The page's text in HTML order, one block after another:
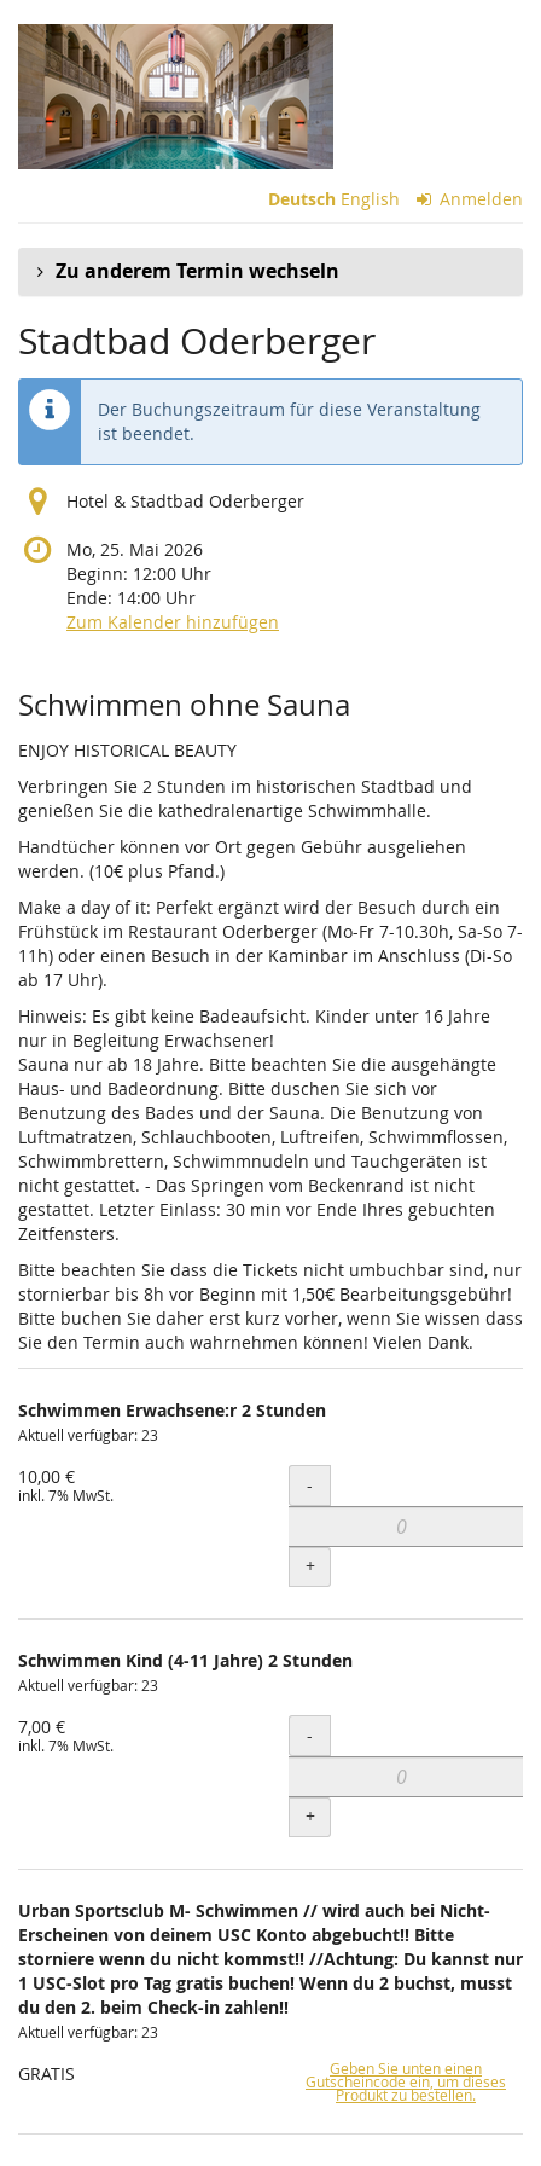
Zum
Haupt-
Inhalt
springen
Deutsch English Anmelden
Zu anderem Termin wechseln
Stadtbad Oderberger
Der Buchungszeitraum für diese Veranstaltung
ist beendet.
Hotel & Stadtbad Oderberger
Mo, 25. Mai 2026
Beginn: 12:00 Uhr
Ende: 14:00 Uhr
Zum Kalender hinzufügen
Produkte
Schwimmen ohne Sauna
ENJOY HISTORICAL BEAUTY
Verbringen Sie 2 Stunden im historischen Stadtbad und
genießen Sie die kathedralenartige Schwimmhalle.
Handtücher können vor Ort gegen Gebühr ausgeliehen
werden. (10€ plus Pfand.)
Make a day of it: Perfekt ergänzt wird der Besuch durch ein
Frühstück im Restaurant Oderberger (Mo-Fr 7-10.30h, Sa-So 7-
11h) oder einen Besuch in der Kaminbar im Anschluss (Di-So
ab 17 Uhr).
Hinweis: Es gibt keine Badeaufsicht. Kinder unter 16 Jahre
nur in Begleitung Erwachsener!
Sauna nur ab 18 Jahre. Bitte beachten Sie die ausgehängte
Haus- und Badeordnung. Bitte duschen Sie sich vor
Benutzung des Bades und der Sauna. Die Benutzung von
Luftmatratzen, Schlauchbooten, Luftreifen, Schwimmflossen,
Schwimmbrettern, Schwimmnudeln und Tauchgeräten ist
nicht gestattet. - Das Springen vom Beckenrand ist nicht
gestattet. Letzter Einlass: 30 min vor Ende Ihres gebuchten
Zeitfensters.
Bitte beachten Sie dass die Tickets nicht umbuchbar sind, nur
stornierbar bis 8h vor Beginn mit 1,50€ Bearbeitungsgebühr!
Bitte buchen Sie daher erst kurz vorher, wenn Sie wissen dass
Sie den Termin auch wahrnehmen können! Vielen Dank.
Schwimmen Erwachsene:r 2 Stunden
Aktuell verfügbar: 23
10,00 €
inkl. 7% MwSt. Menge
-
+
Schwimmen Kind (4-11 Jahre) 2 Stunden
Aktuell verfügbar: 23
7,00 €
inkl. 7% MwSt. Menge
-
+
Urban Sportsclub M- Schwimmen // wird auch bei Nicht-
Erscheinen von deinem USC Konto abgebucht!! Bitte
storniere wenn du nicht kommst!! //Achtung: Du kannst nur
1 USC-Slot pro Tag gratis buchen! Wenn du 2 buchst, musst
du den 2. beim Check-in zahlen!!
Aktuell verfügbar: 23
GRATIS Geben Sie unten einen
Gutscheincode ein, um dieses
Produkt zu bestellen.